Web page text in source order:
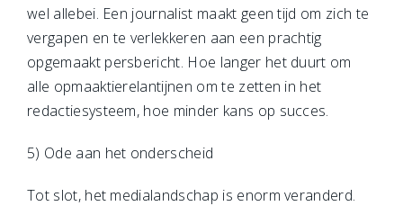
wel allebei. Een journalist maakt geen tijd om zich te
vergapen en te verlekkeren aan een prachtig
opgemaakt persbericht. Hoe langer het duurt om
alle opmaaktierelantijnen om te zetten in het
redactiesysteem, hoe minder kans op succes.
5) Ode aan het onderscheid
Tot slot, het medialandschap is enorm veranderd.